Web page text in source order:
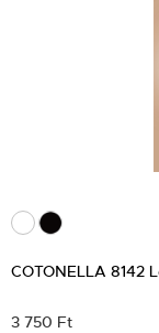
COTONELLA 8142
3 750 Ft